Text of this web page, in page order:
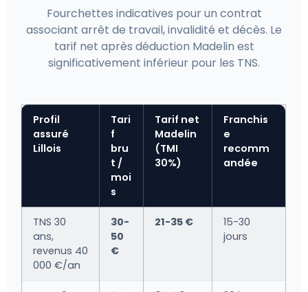
Fourchettes indicatives pour un contrat
associant arrêt de travail, invalidité et décès. Le
tarif net après déduction Madelin est
significativement inférieur pour les TNS.
Profil
assuré
Lillois
Tari
f
bru
t /
moi
s
Tarif net
Madelin
(TMI
30%)
Franchis
e
recomm
andée
TNS 30
ans,
revenus 40
000 €/an
30-
50
€
21-35 €
15-30
jours